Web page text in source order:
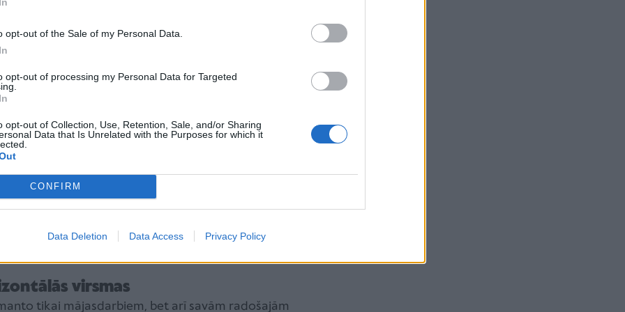
opt-out of the Sale of my Personal Data.
opt-out of processing my Personal Data for Targeted
opt-out of Collection, Use, Retention, Sale, and/or Sharing
Data that Is Unrelated with the Purposes for which it
CONFIRM
Data Deletion Data Access Privacy Policy
mantas tā, lai tās neaizņemtu vietu uz galda
piekļūt saviem mācību materiāliem, viegli
uzturēt kārtību istabā.
un sīkumu
kancelejas un dažādu sīkumu organizēšanai, arī
nekārtību. Lai no tā izvairītos, ieteicams
lai grupētu sīkumus un
Tā kā atvilktņu saturs kopējo istabas izskatu
to, kas mājas jau ir atrodams – tukši kartona
ēdiena konteineri bez vāciņiem vai citi
uzturēs kārtību atvilktnēs, bet arī palīdzēs ātri
visu atvilktni.
virsmas
tikai mājasdarbiem, bet arī savām radošajām